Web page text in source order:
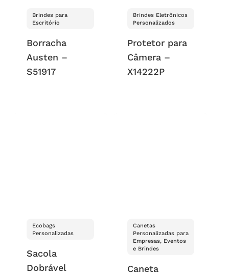
Brindes para
Escritório
Borracha
Austen –
S51917
Brindes Eletrônicos
Personalizados
Protetor para
Câmera –
X14222P
Ecobags
Personalizadas
Sacola
Dobrável
Canetas
Personalizadas para
Empresas, Eventos
e Brindes
Caneta